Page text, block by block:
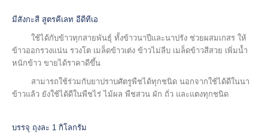
มีสังกะสี สูตรคีเลท อีดีทีเอ
ใช้ได้กับข้าวทุกสายพันธุ์ ทั้งข้าวนาปีและนาปรัง ช่วยผสมเกสร ให้
ข้าวออกรวงแน่น รวงโต เมล็ดข้าวเต่ง ข้าวไม่ลีบ เมล็ดข้าวสีสวย เพิ่มน้ำ
หนักข้าว ขายได้ราคาดีขึ้น
สามารถใช้ร่วมกับยาปราบศัตรูพืชได้ทุกชนิด นอกจากใช้ได้ดีในนา
ข้าวแล้ว ยังใช้ได้ดีในพืชไร่ ไม้ผล พืชสวน ผัก ถั่ว และแตงทุกชนิด
บรรจุ ถุงละ 1 กิโลกรัม